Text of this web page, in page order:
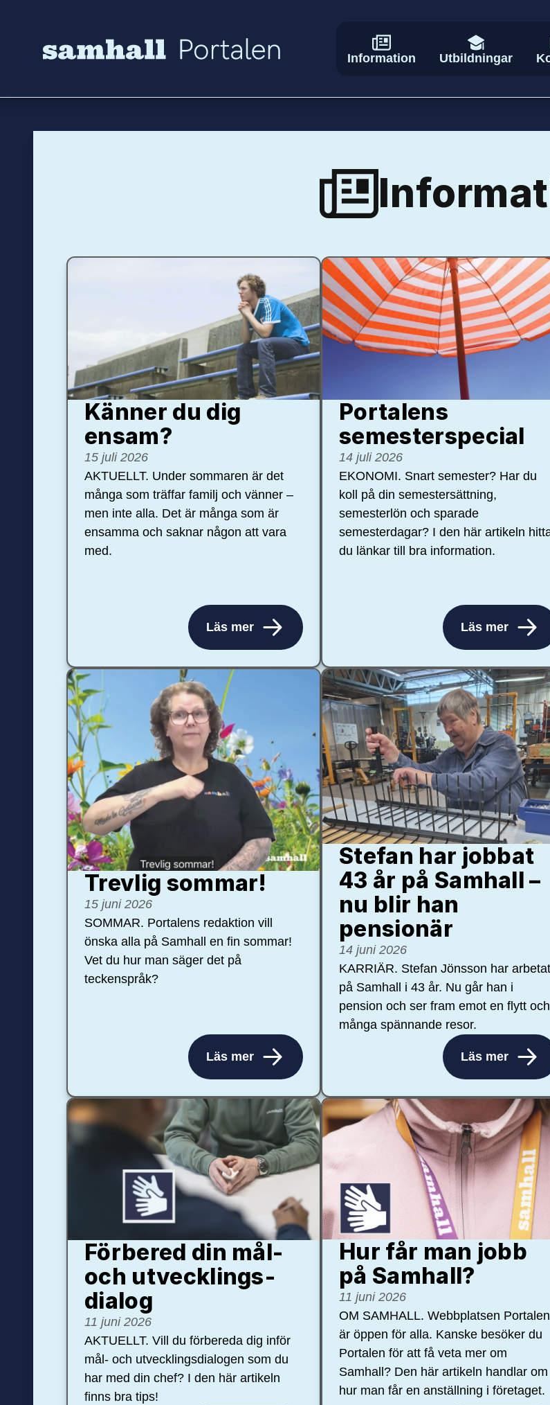
Information Utbildningar
Känner du dig
ensam?
15 juli 2026
AKTUELLT. Under sommaren är det
många som träffar familj och vänner –
men inte alla. Det är många som är
ensamma och saknar någon att vara
med.
Läs mer
Portalens
semester­special
14 juli 2026
EKONOMI. Snart semester? Har du
koll på din semestersättning,
semesterlön och sparade
semesterdagar? I den här artikeln
du länkar till bra information.
Läs mer
Trevlig sommar!
15 juni 2026
SOMMAR. Portalens redaktion vill
önska alla på Samhall en fin sommar!
Vet du hur man säger det på
teckenspråk?
Läs mer
Stefan har jobbat
43 år på Samhall –
nu blir han
pensionär
14 juni 2026
KARRIÄR. Stefan Jönsson har arbetat
på Samhall i 43 år. Nu går han i
pension och ser fram emot en flytt och
många spännande resor.
Läs mer
Förbered din mål-
och ut­veck­lings­
dialog
11 juni 2026
AKTUELLT. Vill du förbereda dig inför
mål- och utvecklingsdialogen som du
har med din chef? I den här artikeln
finns bra tips!
Hur får man jobb
på Samhall?
11 juni 2026
OM SAMHALL. Webbplatsen Portalen
är öppen för alla. Kanske besöker du
Portalen för att få veta mer om
Samhall? Den här artikeln handlar om
hur man får en anställning i företaget.